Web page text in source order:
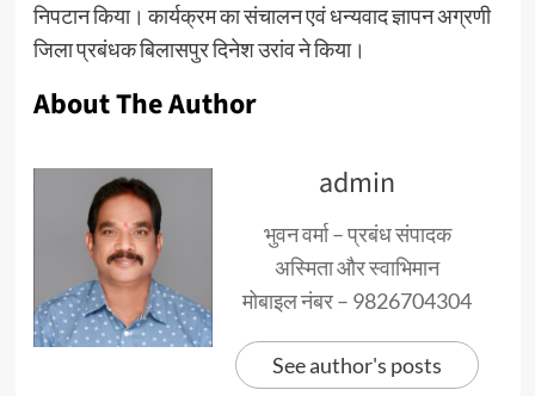
निपटान किया। कार्यक्रम का संचालन एवं धन्यवाद ज्ञापन अग्रणी
जिला प्रबंधक बिलासपुर दिनेश उरांव ने किया।
About The Author
admin
भुवन वर्मा – प्रबंध संपादक
अस्मिता और स्वाभिमान
मोबाइल नंबर – 9826704304
See author's posts